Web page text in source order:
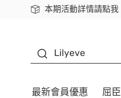
本期活動詳情請點我
下載app最高回饋
Lilyeve
最新會員優惠 屈